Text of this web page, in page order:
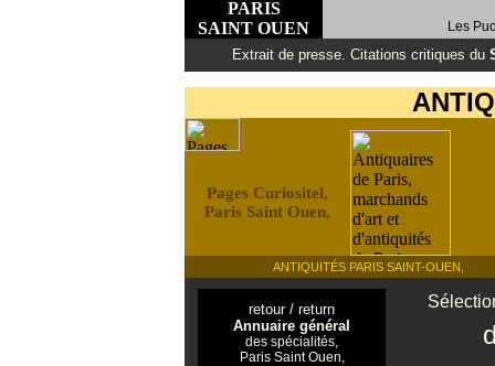
PARIS
SAINT OUEN
Les
Extrait de presse. Citations critiques du
Pages Curiositel,
Paris Saint Ouen,
ANTIQUITÉS PARIS SAINT-OUEN,
retour / return
Annuaire général
des spécialités,
Paris Saint Ouen,